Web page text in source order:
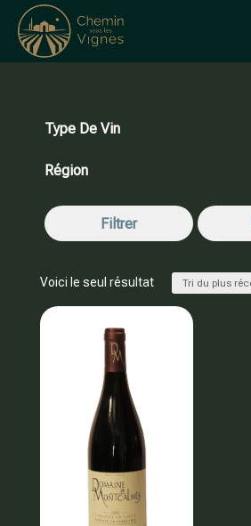
Type De Vin
Région
Filtrer
Voici le seul résultat